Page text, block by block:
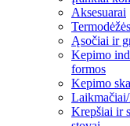
Aksesuarai
Termodėžės
Ąsočiai ir
Kepimo
formos
Kepimo
Krepšiai ir